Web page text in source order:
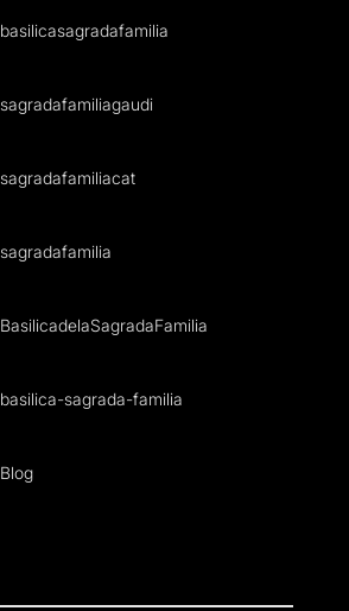
basilicasagradafamilia
sagradafamiliagaudi
sagradafamiliacat
sagradafamilia
BasilicadelaSagradaFamilia
basilica-sagrada-familia
Blog